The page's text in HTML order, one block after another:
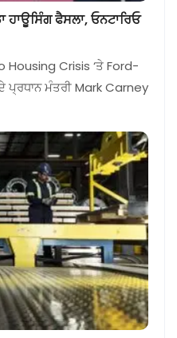
ਹਾਊਸਿੰਗ ਫੈਸਲਾ, ਓਨਟਾਰਿਓ
Crisis ‘ਤੇ Ford-
ਪ੍ਰਧਾਨ ਮੰਤਰੀ Mark Carney